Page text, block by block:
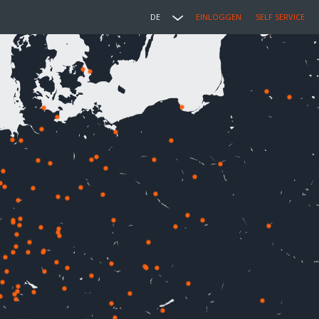
DE EINLOGGEN SELF SERVICE